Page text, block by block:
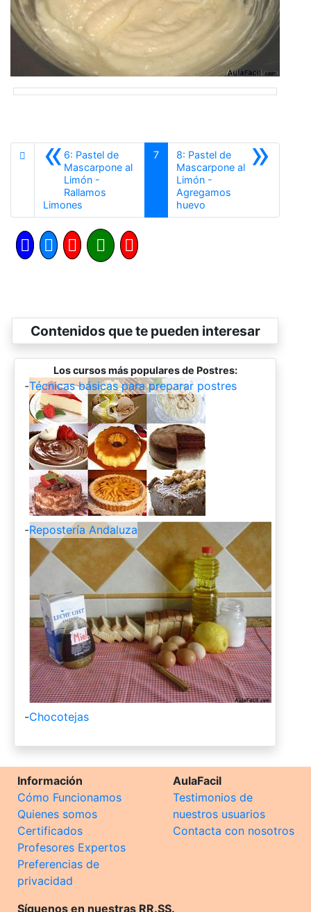
«6: Pastel de
Mascarpone al
Limón -
Rallamos
Limones
7 »
8: Pastel de
Mascarpone al
Limón -
Agregamos
huevo
Contenidos que te pueden interesar
Los cursos más populares de Postres:
-Técnicas básicas para preparar postres
-Repostería Andaluza
-Chocotejas
Información
Cómo Funcionamos
Quienes somos
Certificados
Profesores Expertos
Preferencias de
privacidad
AulaFacil
Testimonios de
nuestros usuarios
Contacta con nosotros
Síguenos en nuestras RR.SS.